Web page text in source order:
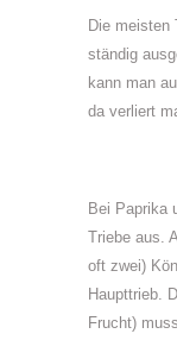
Die meisten
ständig
kann man
da verliert
Bei Paprika
Triebe aus.
oft zwei)
Haupttrieb.
Frucht)